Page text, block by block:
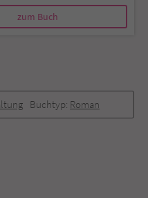
zum Buch
Buchtyp: Roman